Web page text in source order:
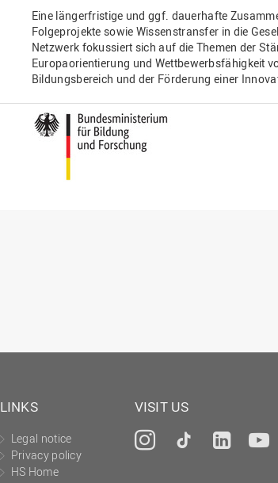
Eine längerfristige und ggf. dauerhafte
Folgeprojekte sowie Wissenstransfer in die
Netzwerk fokussiert sich auf die Themen der
Europaorientierung und Wettbewerbsfähigkeit
Bildungsbereich und der Förderung einer
LINKS
Legal notice
Privacy policy
HS Home
VISIT US
Instagram
Tiktok